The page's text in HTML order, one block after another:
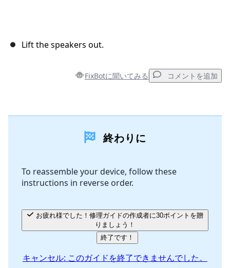
Lift the speakers out.
FixBotに聞いてみる コメントを追加
キャンセル
終わりに
To reassemble your device, follow these
instructions in reverse order.
りましょう！
終了です！
キャンセル: このガイドを終了できませんでした。